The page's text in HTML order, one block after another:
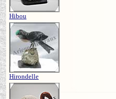
Hibou
Hirondelle